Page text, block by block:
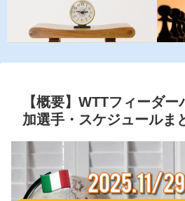
【概要】WTTフィーダ
加選手・スケジュールま